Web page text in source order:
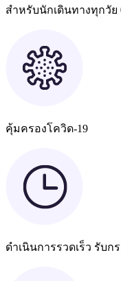
สำหรับนักเดินทางทุกวัย
คุ้มครองโควิด-19
ดำเนินการรวดเร็ว รับ